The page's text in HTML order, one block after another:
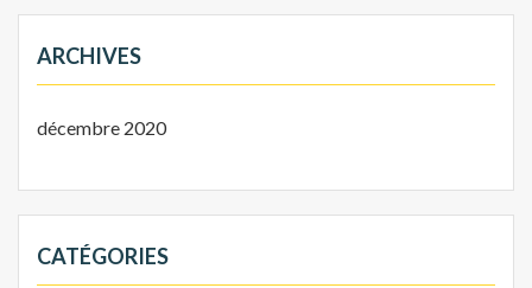
ARCHIVES
décembre 2020
CATÉGORIES